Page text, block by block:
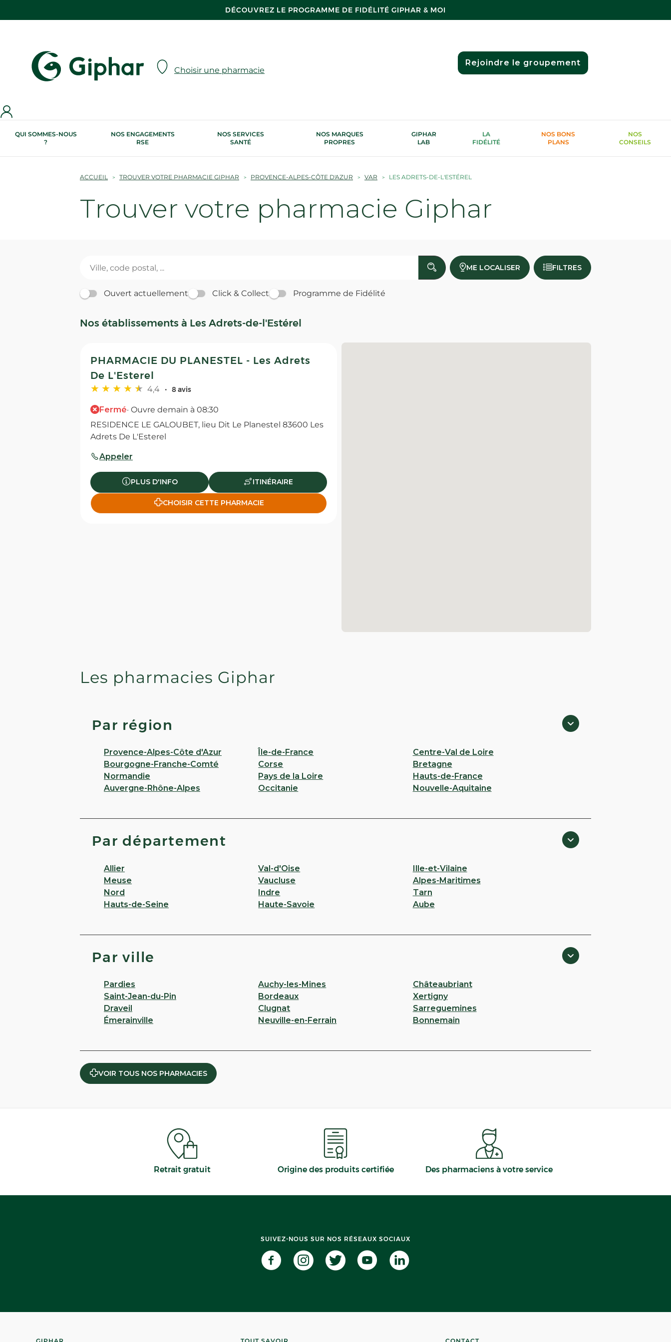
DÉCOUVREZ LE PROGRAMME DE FIDÉLITÉ GIPHAR & MOI
Choisir une pharmacie
Rejoindre le groupement
QUI SOMMES-NOUS
?
NOS ENGAGEMENTS
RSE
NOS SERVICES
SANTÉ
NOS MARQUES
PROPRES
GIPHAR
LAB
LA
FIDÉLITÉ
NOS BONS
PLANS
NOS
CONSEILS
ACCUEIL TROUVER VOTRE PHARMACIE GIPHAR PROVENCE-ALPES-CÔTE D'AZUR VAR LES ADRETS-DE-L'ESTÉREL
Trouver votre pharmacie Giphar
ME LOCALISER FILTRES
Ouvert actuellement Click & Collect Programme de Fidélité
Nos établissements à Les Adrets-de-l'Estérel
PHARMACIE DU PLANESTEL - Les Adrets
De L'Esterel
4,4 8 avis
Fermé· Ouvre demain à 08:30
RESIDENCE LE GALOUBET, lieu Dit Le Planestel 83600 Les
Adrets De L'Esterel
Appeler
PLUS D'INFO ITINÉRAIRE
CHOISIR CETTE PHARMACIE
Les pharmacies Giphar
Par région
Provence-Alpes-Côte d'Azur Île-de-France
Centre-Val de Loire
Bourgogne-Franche-Comté
Corse
Bretagne
Normandie
Pays de la Loire
Hauts-de-France
Auvergne-Rhône-Alpes
Occitanie Nouvelle-Aquitaine
Par département
Allier Val-d'Oise
Ille-et-Vilaine
Meuse
Vaucluse
Alpes-Maritimes
Nord
Indre
Tarn
Hauts-de-Seine
Haute-Savoie Aube
Par ville
Pardies Auchy-les-Mines
Châteaubriant
Saint-Jean-du-Pin
Bordeaux
Xertigny
Draveil
Clugnat
Sarreguemines
Émerainville
Neuville-en-Ferrain Bonnemain
VOIR TOUS NOS PHARMACIES
Retrait gratuit Origine des produits certifiée Des pharmaciens à votre service
SUIVEZ-NOUS SUR NOS RÉSEAUX SOCIAUX